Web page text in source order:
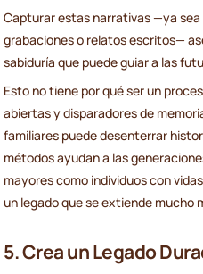
Capturar estas narrativas —ya
grabaciones o relatos escritos—
sabiduría que puede guiar a las
Esto no tiene por qué ser un
abiertas y disparadores de
familiares puede desenterrar
métodos ayudan a las
mayores como individuos con
un legado que se extiende mucho
5. Crea un Legado